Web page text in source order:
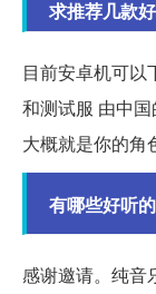
求推荐几款
目前安卓机可以
和测试服 由中
大概就是你的角
有哪些好听的
感谢邀请。纯音